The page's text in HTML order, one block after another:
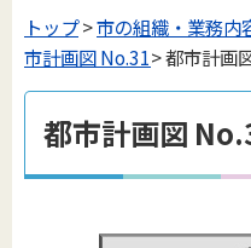
トップ>市の組織・業務内
市計画図 No.31> 都市計画
都市計画図